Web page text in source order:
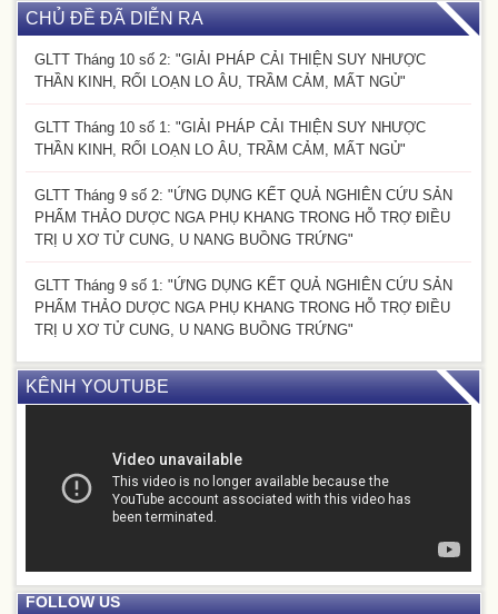
CHỦ ĐỀ ĐÃ DIỄN RA
GLTT Tháng 10 số 2: "GIẢI PHÁP CẢI THIỆN SUY NHƯỢC
THẦN KINH, RỐI LOẠN LO ÂU, TRẦM CẢM, MẤT NGỦ"
GLTT Tháng 10 số 1: "GIẢI PHÁP CẢI THIỆN SUY NHƯỢC
THẦN KINH, RỐI LOẠN LO ÂU, TRẦM CẢM, MẤT NGỦ"
GLTT Tháng 9 số 2: "ỨNG DỤNG KẾT QUẢ NGHIÊN CỨU SẢN
PHẨM THẢO DƯỢC NGA PHỤ KHANG TRONG HỖ TRỢ ĐIỀU
TRỊ U XƠ TỬ CUNG, U NANG BUỒNG TRỨNG"
GLTT Tháng 9 số 1: "ỨNG DỤNG KẾT QUẢ NGHIÊN CỨU SẢN
PHẨM THẢO DƯỢC NGA PHỤ KHANG TRONG HỖ TRỢ ĐIỀU
TRỊ U XƠ TỬ CUNG, U NANG BUỒNG TRỨNG"
KÊNH YOUTUBE
FOLLOW US